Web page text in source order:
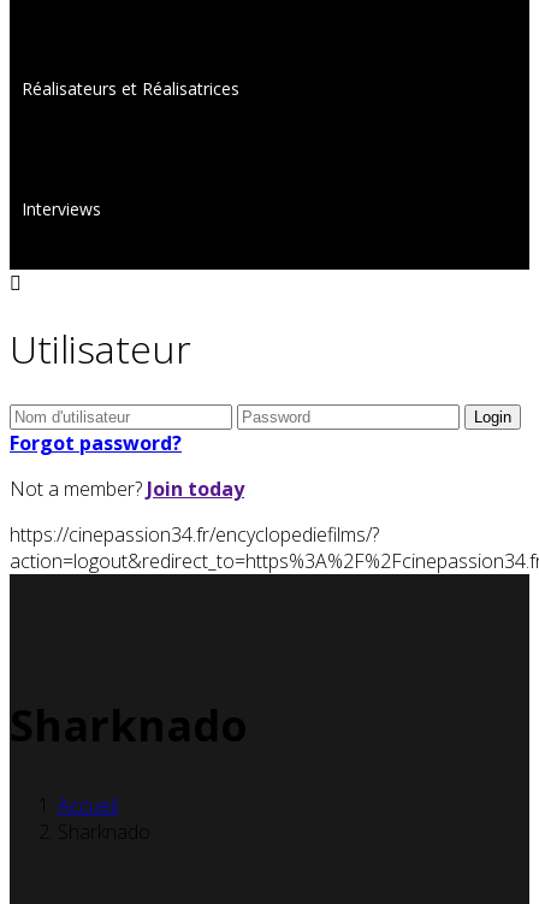
Réalisateurs et Réalisatrices
Interviews
Utilisateur
Forgot password?
Not a member? Join today
https://cinepassion34.fr/encyclopediefilms/?
Sharknado
Accueil